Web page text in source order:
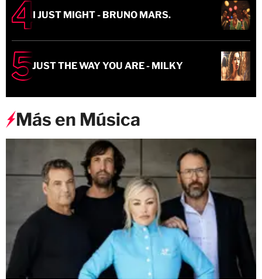
I JUST MIGHT - BRUNO MARS.
JUST THE WAY YOU ARE - MILKY
Más en Música